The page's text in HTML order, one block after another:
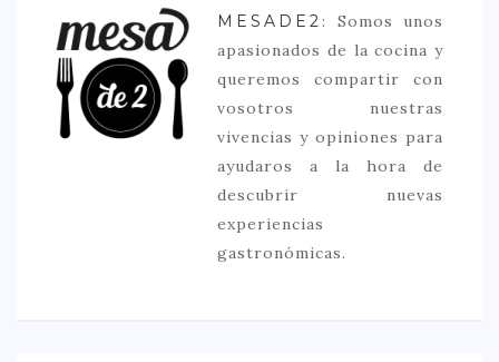
MESADE2: Somos unos
apasionados de la cocina y
queremos compartir con
vosotros nuestras
vivencias y opiniones para
ayudaros a la hora de
descubrir nuevas
experiencias
gastronómicas.